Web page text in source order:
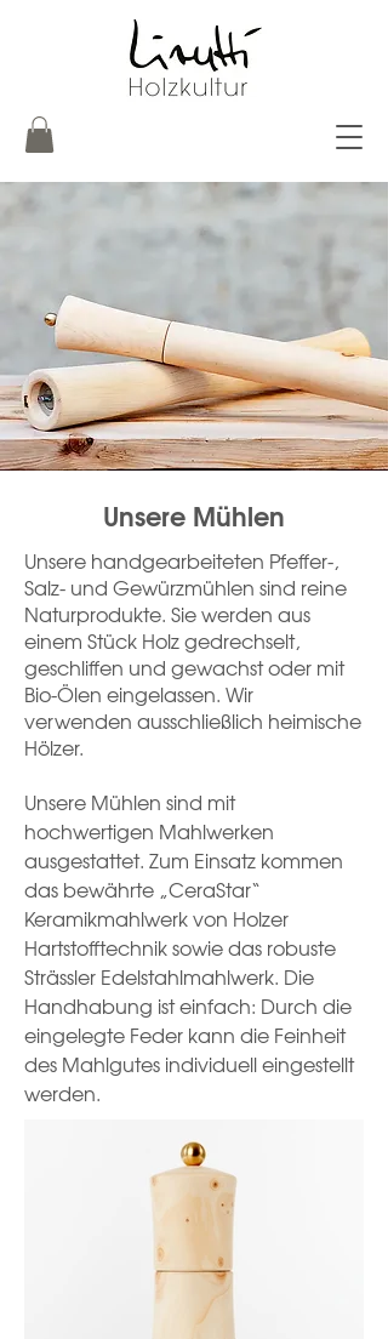
Unsere Mühlen
Unsere handgearbeiteten Pfeffer-,
Salz- und Gewürzmühlen sind reine
Naturprodukte. Sie werden aus
einem Stück Holz gedrechselt,
geschliffen und gewachst oder mit
Bio-Ölen eingelassen. Wir
verwenden ausschließlich heimische
Hölzer.
Unsere Mühlen sind mit
hochwertigen Mahlwerken
ausgestattet. Zum Einsatz kommen
das bewährte „CeraStar“
Keramikmahlwerk von Holzer
Hartstofftechnik sowie das robuste
Strässler Edelstahlmahlwerk. Die
Handhabung ist einfach: Durch die
eingelegte Feder kann die Feinheit
des Mahlgutes individuell eingestellt
werden.